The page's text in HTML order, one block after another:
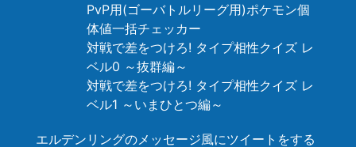
PvP用(ゴーバトルリーグ用)ポケモン個
体値一括チェッカー
対戦で差をつけろ! タイプ相性クイズ レ
ベル0 ～抜群編～
対戦で差をつけろ! タイプ相性クイズ レ
ベル1 ～いまひとつ編～
エルデンリングのメッセージ風にツイートをする